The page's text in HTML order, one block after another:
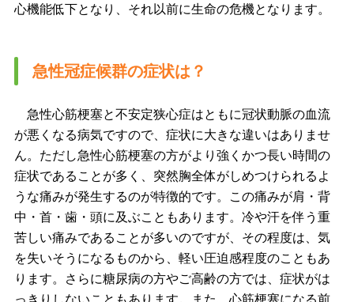
心機能低下となり、それ以前に生命の危機となります。
急性冠症候群の症状は？
急性心筋梗塞と不安定狭心症はともに冠状動脈の血流
が悪くなる病気ですので、症状に大きな違いはありませ
ん。ただし急性心筋梗塞の方がより強くかつ長い時間の
症状であることが多く、突然胸全体がしめつけられるよ
うな痛みが発生するのが特徴的です。この痛みが肩・背
中・首・歯・頭に及ぶこともあります。冷や汗を伴う重
苦しい痛みであることが多いのですが、その程度は、気
を失いそうになるものから、軽い圧迫感程度のこともあ
ります。さらに糖尿病の方やご高齢の方では、症状がは